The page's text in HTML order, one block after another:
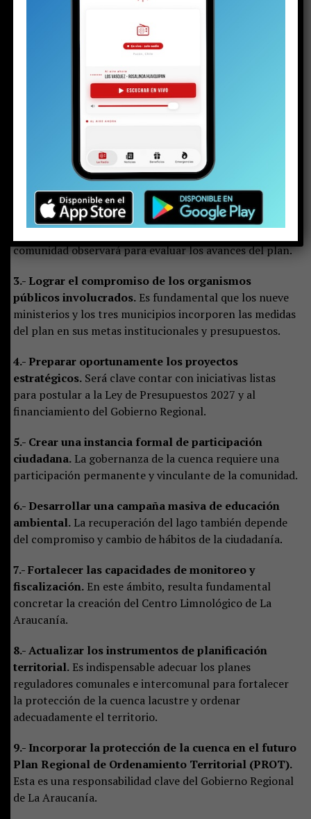
A continuación, expongoalgunos de los principales
desafíos que deberán abordarse
1.- Definir el costo real del plan para el sector
algunas medidas. El costo total podría superar los
US$100 millones, siendo la mayor inversión la
correspondiente a los planes maestros de aguas lluvias.
2.- Controlar las floraciones de algas tóxicas.Este
comunidad observará para evaluar los avances del plan.
3.- Lograr el compromiso de los organismos
públicos involucrados.Es fundamental que los nueve
ministerios y los tres municipios incorporen las medidas
del plan en sus metas institucionales y presupuestos.
4.- Preparar oportunamente los proyectos
estratégicos.Será clave contar con iniciativas listas
para postular a la Ley de Presupuestos 2027 y al
financiamiento del Gobierno Regional.
5.- Crear una instancia formal de participación
ciudadana.La gobernanza de la cuenca requiere una
participación permanente y vinculante de la comunidad.
6.- Desarrollar una campaña masiva de educación
ambiental.La recuperación del lago también depende
del compromiso y cambio de hábitos de la ciudadanía.
7.- Fortalecer las capacidades de monitoreo y
fiscalización.En este ámbito, resulta fundamental
concretar la creación del Centro Limnológico de La
Araucanía.
8.- Actualizar los instrumentos de planificación
territorial.Es indispensable adecuar los planes
reguladores comunales e intercomunal para fortalecer
la protección de la cuenca lacustre y ordenar
adecuadamente el territorio.
9.- Incorporar la protección de la cuenca en el futuro
Plan Regional de Ordenamiento Territorial (PROT).
Esta es una responsabilidad clave del Gobierno Regional
de La Araucanía.